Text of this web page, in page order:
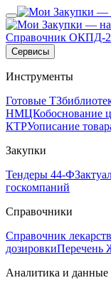
Справочник ОКПД-2
Сервисы
Инструменты
Готовые ТЗ
НМЦКобоснование
КТРУописание
Закупки
Тендеры 44-ФЗ
госкомпаний
Справочники
Справочник лекарств
дозировки
Аналитика и данные